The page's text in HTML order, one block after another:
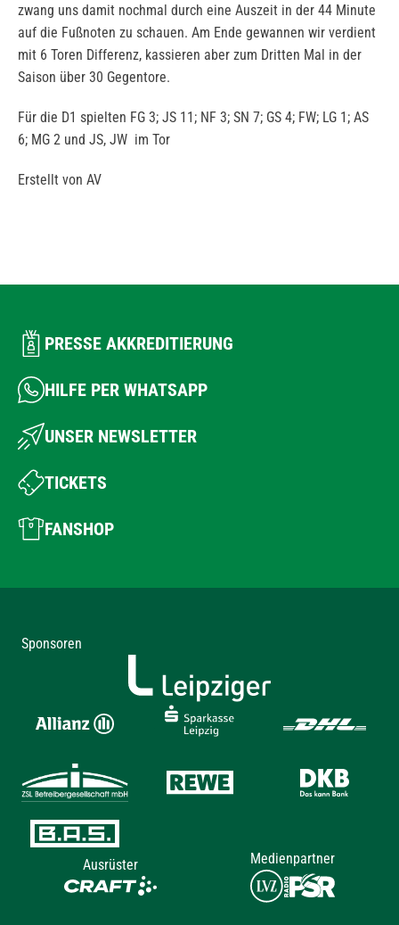
zwang uns damit nochmal durch eine Auszeit in der 44 Minute
auf die Fußnoten zu schauen. Am Ende gewannen wir verdient
mit 6 Toren Differenz, kassieren aber zum Dritten Mal in der
Saison über 30 Gegentore.
Für die D1 spielten FG 3; JS 11; NF 3; SN 7; GS 4; FW; LG 1; AS
6; MG 2 und JS, JW im Tor
Erstellt von AV
PRESSE AKKREDITIERUNG
HILFE PER WHATSAPP
UNSER NEWSLETTER
TICKETS
FANSHOP
Sponsoren
Ausrüster Medienpartner